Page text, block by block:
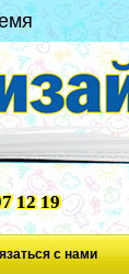
12 19
с нами